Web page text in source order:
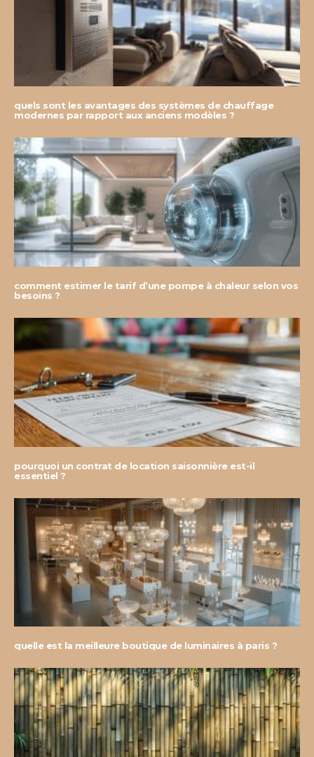
quels sont les avantages des systèmes de chauffage
modernes par rapport aux anciens modèles ?
comment estimer le tarif d’une pompe à chaleur selon vos
besoins ?
pourquoi un contrat de location saisonnière est-il
essentiel ?
quelle est la meilleure boutique de luminaires à paris ?